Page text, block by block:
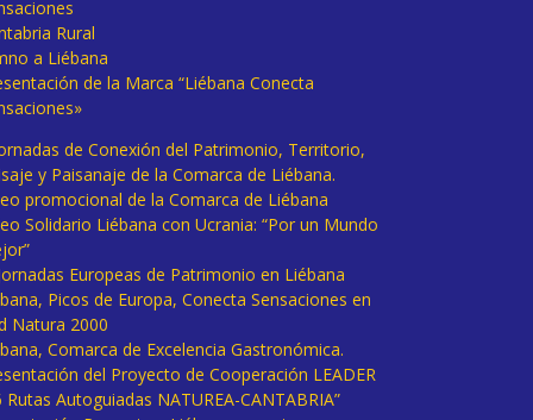
Rural
a Liébana
de la Marca “Liébana Conecta
de Conexión del Patrimonio, Territorio,
y Paisanaje de la Comarca de Liébana.
promocional de la Comarca de Liébana
Solidario Liébana con Ucrania: “Por un Mundo
Europeas de Patrimonio en Liébana
Picos de Europa, Conecta Sensaciones en
Natura 2000
Comarca de Excelencia Gastronómica.
del Proyecto de Cooperación LEADER
Rutas Autoguiadas NATUREA-CANTABRIA”